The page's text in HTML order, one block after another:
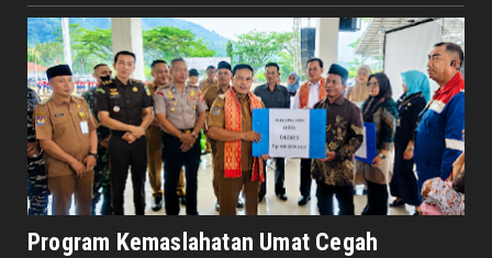
6 Bulan Gaji Tak Dibayar, Jurnalis Nekat
Gugat Perusahaan Me...
August 10, 2026
JELAJAH
Negara dan Wilayah Ini Disebut dalam Al-
Qur’an, Indonesia Te...
August 10, 2026
DAERAH
Kebakaran di Nusa Indah Kota Bengkulu
Program Kemaslahatan Umat Cegah